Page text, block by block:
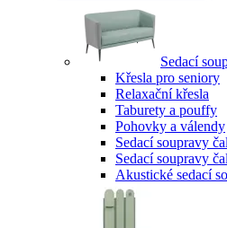
Sedací
Křesla pro seniory
Relaxační křesla
Taburety a pouffy
Pohovky a válendy
Sedací soupravy
Sedací soupravy
Akustické sedací